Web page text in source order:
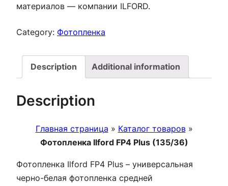
материалов — компании ILFORD.
Category: Фотопленка
Description Additional information
Description
Главная страница » Каталог товаров»
Фотопленка Ilford FP4 Plus (135/36)
Фотопленка Ilford FP4 Plus – универсальная
черно-белая фотопленка средней